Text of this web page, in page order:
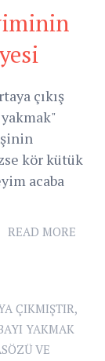
çıkış
kör kütük
acaba
READ MORE
ÇIKMIŞTIR,
YAKMAK
VE